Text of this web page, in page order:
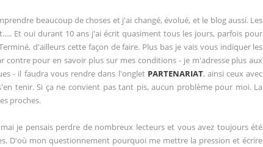
beaucoup de choses et j'ai changé, évolué, et le blog aussi. Les
Et oui durant 10 ans j'ai écrit quasiment tous les jours, parfois pour
d'ailleurs cette façon de faire. Plus bas je vais vous indiquer les
contre pour en savoir plus sur mes conditions - je m'adresse plus aux
- il faudra vous rendre dans l'onglet PARTENARIAT, ainsi ceux avec
tenir. Si ça ne convient pas tant pis, aucun problème pour moi. La
proches.
je pensais perdre de nombreux lecteurs et vous avez toujours été
D'où mon questionnement pourquoi me mettre la pression et écrire